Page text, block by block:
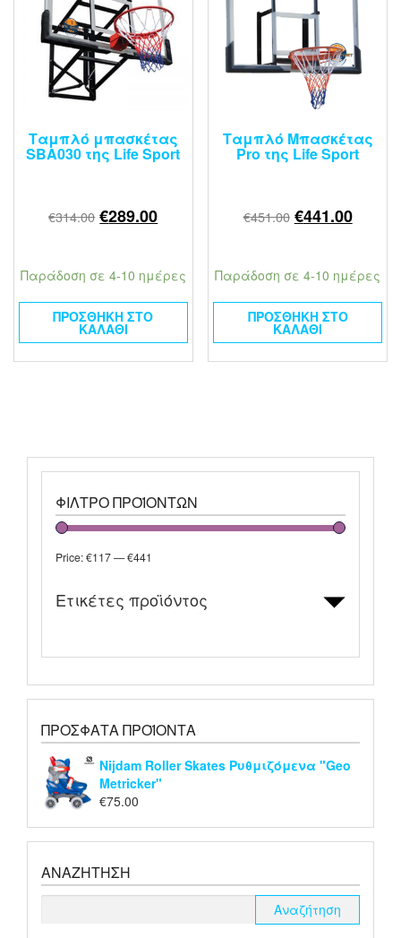
Ταμπλό μπασκέτας
SBA030 της Life Sport
€314.00 €289.00
Παράδοση σε 4-10 ημέρες
ΠΡΟΣΘΉΚΗ ΣΤΟ
ΚΑΛΆΘΙ
Ταμπλό Μπασκέτας
Pro της Life Sport
€451.00 €441.00
Παράδοση σε 4-10 ημέρες
ΠΡΟΣΘΉΚΗ ΣΤΟ
ΚΑΛΆΘΙ
ΦΊΛΤΡΟ ΠΡΟΪΌΝΤΩΝ
Price:€117—€441
Ετικέτες προϊόντος
ΠΡΌΣΦΑΤΑ ΠΡΟΪΌΝΤΑ
Nijdam Roller Skates Ρυθμιζόμενα "Geo
Metricker"
€75.00
ΑΝΑΖΉΤΗΣΗ